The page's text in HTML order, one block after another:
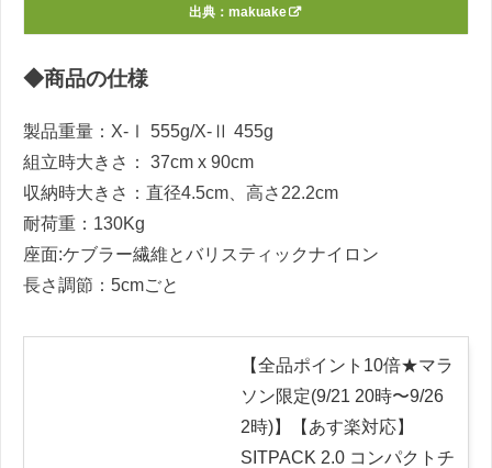
出典： makuake
◆商品の仕様
製品重量：X-Ⅰ 555g/X-Ⅱ 455g
組立時大きさ： 37cm x 90cm
収納時大きさ：直径4.5cm、高さ22.2cm
耐荷重：130Kg
座面:ケブラー繊維とバリスティックナイロン
長さ調節：5cmごと
【全品ポイント10倍★マラ
ソン限定(9/21 20時〜9/26
2時)】【あす楽対応】
SITPACK 2.0 コンパクトチ